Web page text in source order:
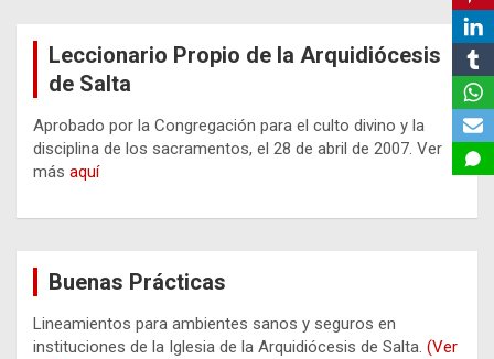
Leccionario Propio de la Arquidiócesis
de Salta
Aprobado por la Congregación para el culto divino y la
disciplina de los sacramentos, el 28 de abril de 2007. Ver
más aquí
Buenas Prácticas
Lineamientos para ambientes sanos y seguros en
instituciones de la Iglesia de la Arquidiócesis de Salta. (Ver